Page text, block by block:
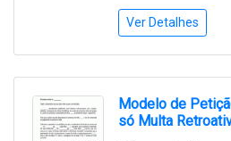
Ver Detalhes
Modelo de
só Multa